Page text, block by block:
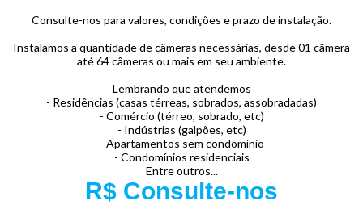
Consulte-nos para valores, condições e prazo de instalação.
Instalamos a quantidade de câmeras necessárias, desde 01 câmera
até 64 câmeras ou mais em seu ambiente.
Lembrando que atendemos
- Residências (casas térreas, sobrados, assobradadas)
- Comércio (térreo, sobrado, etc)
- Indústrias (galpões, etc)
- Apartamentos sem condomínio
- Condomínios residenciais
Entre outros...
R$ Consulte-nos